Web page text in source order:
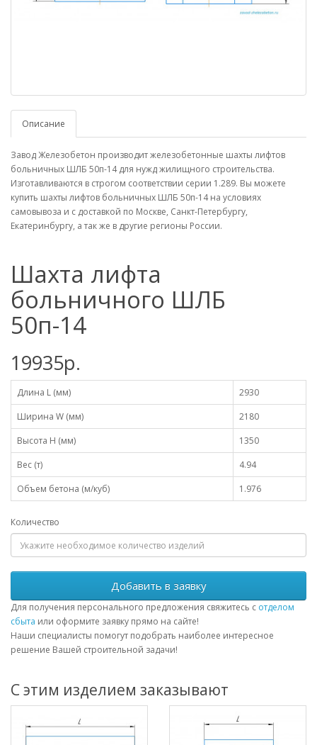
Описание
Завод Железобетон производит железобетонные шахты лифтов
больничных ШЛБ 50п-14 для нужд жилищного строительства.
Изготавливаются в строгом соответствии серии 1.289. Вы можете
купить шахты лифтов больничных ШЛБ 50п-14 на условиях
самовывоза и с доставкой по Москве, Санкт-Петербургу,
Екатеринбургу, а так же в другие регионы России.
Шахта лифта
больничного ШЛБ
50п-14
19935р.
Длина L (мм)
2930
Ширина W (мм)
2180
Высота H (мм)
1350
Вес (т)
4.94
Объем бетона (м/куб)
1.976
Количество
Добавить в заявку
Для получения персонального предложения свяжитесь с отделом
сбыта или оформите заявку прямо на сайте!
Наши специалисты помогут подобрать наиболее интересное
решение Вашей строительной задачи!
С этим изделием заказывают